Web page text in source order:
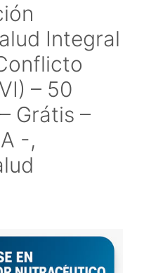
Integral
– 50
Grátis –
-,